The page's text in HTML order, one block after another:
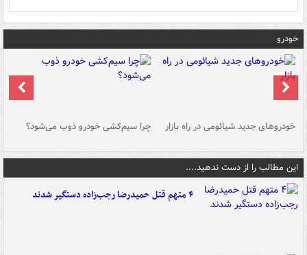
خودرو
خودروهای جدید شیائومی در راه بازار چرا سیم‌کشی خودرو ذوب می‌شود؟
این مطالب را از دست ندهید....
۴ متهم قتل حمیدرضا رجب‌زاده دستگیر شدند